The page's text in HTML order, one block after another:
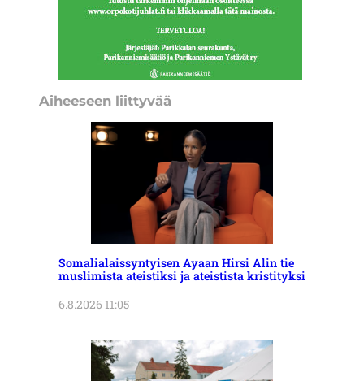
Aiheeseen liittyvää
Somalialaissyntyisen Ayaan Hirsi Alin tie
muslimista ateistiksi ja ateistista kristityksi
6.8.2026 11:05